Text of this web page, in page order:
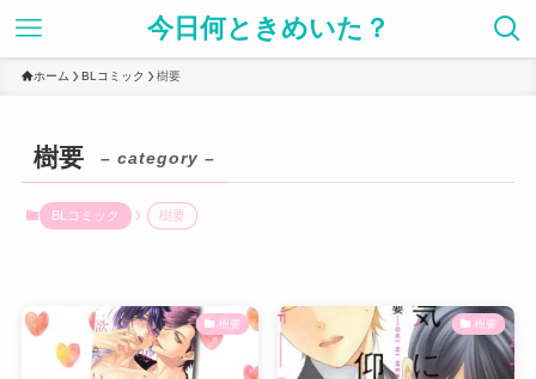
今日何ときめいた？
ホーム BLコミック 樹要
樹要 – category –
BLコミック 樹要
樹要 樹要